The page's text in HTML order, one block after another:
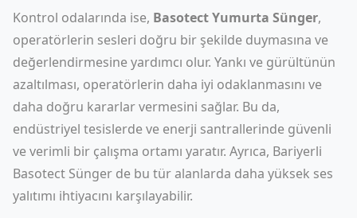
Kontrol odalarında ise, Basotect Yumurta Sünger,
operatörlerin sesleri doğru bir şekilde duymasına ve
değerlendirmesine yardımcı olur. Yankı ve gürültünün
azaltılması, operatörlerin daha iyi odaklanmasını ve
daha doğru kararlar vermesini sağlar. Bu da,
endüstriyel tesislerde ve enerji santrallerinde güvenli
ve verimli bir çalışma ortamı yaratır. Ayrıca, Bariyerli
Basotect Sünger de bu tür alanlarda daha yüksek ses
yalıtımı ihtiyacını karşılayabilir.